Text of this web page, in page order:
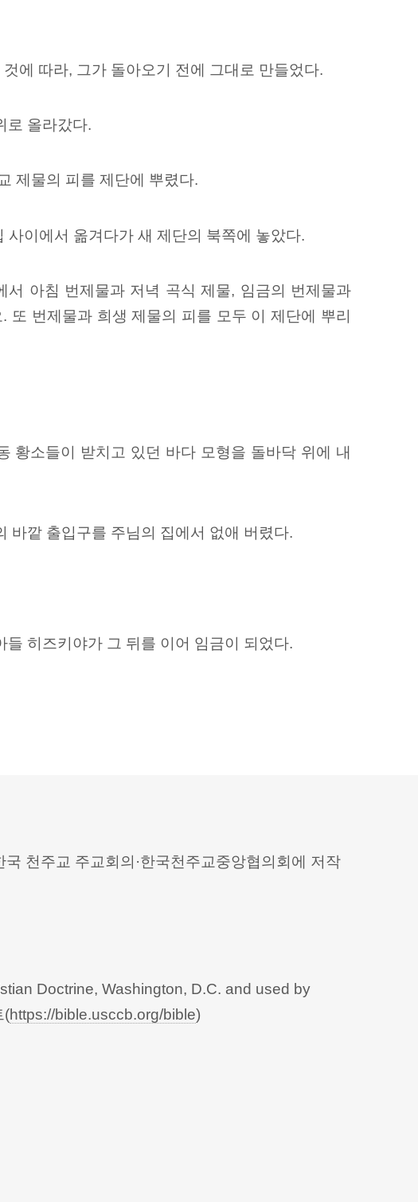
에 따라, 그가 돌아오기 전에 그대로 만들었다.
로 올라갔다.
제물의 피를 제단에 뿌렸다.
이에서 옮겨다가 새 제단의 북쪽에 놓았다.
서 아침 번제물과 저녁 곡식 제물, 임금의 번제물과
번제물과 희생 제물의 피를 모두 이 제단에 뿌리
황소들이 받치고 있던 바다 모형을 돌바닥 위에 내
바깥 출입구를 주님의 집에서 없애 버렸다.
히즈키야가 그 뒤를 이어 임금이 되었다.
천주교 주교회의·한국천주교중앙협의회에 저작
Doctrine, Washington, D.C. and used by
(https://bible.usccb.org/bible)